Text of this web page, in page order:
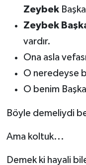
Zeybek
Zeybek
vardır.
Ona asla
O neredeyse
O benim
Böyle demeliydi
Ama koltuk...
Demek ki hayali